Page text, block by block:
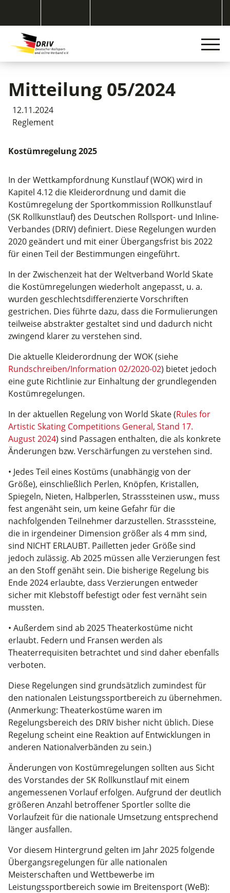
Mitteilung 05/2024
12.11.2024
Reglement
Kostümregelung 2025
In der Wettkampfordnung Kunstlauf (WOK) wird in
Kapitel 4.12 die Kleiderordnung und damit die
Kostümregelung der Sportkommission Rollkunstlauf
(SK Rollkunstlauf) des Deutschen Rollsport- und Inline-
Verbandes (DRIV) definiert. Diese Regelungen wurden
2020 geändert und mit einer Übergangsfrist bis 2022
für einen Teil der Bestimmungen eingeführt.
In der Zwischenzeit hat der Weltverband World Skate
die Kostümregelungen wiederholt angepasst, u. a.
wurden geschlechtsdifferenzierte Vorschriften
gestrichen. Dies führte dazu, dass die Formulierungen
teilweise abstrakter gestaltet sind und dadurch nicht
zwingend klarer zu verstehen sind.
Die aktuelle Kleiderordnung der WOK (siehe
Rundschreiben/Information 02/2020-02) bietet jedoch
eine gute Richtlinie zur Einhaltung der grundlegenden
Kostümregelungen.
In der aktuellen Regelung von World Skate (Rules for
Artistic Skating Competitions General, Stand 17.
August 2024) sind Passagen enthalten, die als konkrete
Änderungen bzw. Verschärfungen zu verstehen sind.
• Jedes Teil eines Kostüms (unabhängig von der
Größe), einschließlich Perlen, Knöpfen, Kristallen,
Spiegeln, Nieten, Halbperlen, Strasssteinen usw., muss
fest angenäht sein, um keine Gefahr für die
nachfolgenden Teilnehmer darzustellen. Strasssteine,
die in irgendeiner Dimension größer als 4 mm sind,
sind NICHT ERLAUBT. Pailletten jeder Größe sind
jedoch zulässig. Ab 2025 müssen alle Verzierungen fest
an den Stoff genäht sein. Die bisherige Regelung bis
Ende 2024 erlaubte, dass Verzierungen entweder
sicher mit Klebstoff befestigt oder fest vernäht sein
mussten.
• Außerdem sind ab 2025 Theaterkostüme nicht
erlaubt. Federn und Fransen werden als
Theaterrequisiten betrachtet und sind daher ebenfalls
verboten.
Diese Regelungen sind grundsätzlich zumindest für
den nationalen Leistungssportbereich zu übernehmen.
(Anmerkung: Theaterkostüme waren im
Regelungsbereich des DRIV bisher nicht üblich. Diese
Regelung scheint eine Reaktion auf Entwicklungen in
anderen Nationalverbänden zu sein.)
Änderungen von Kostümregelungen sollten aus Sicht
des Vorstandes der SK Rollkunstlauf mit einem
angemessenen Vorlauf erfolgen. Aufgrund der deutlich
größeren Anzahl betroffener Sportler sollte die
Vorlaufzeit für die nationale Umsetzung entsprechend
länger ausfallen.
Vor diesem Hintergrund gelten im Jahr 2025 folgende
Übergangsregelungen für alle nationalen
Meisterschaften und Wettbewerbe im
Leistungssportbereich sowie im Breitensport (WeB):